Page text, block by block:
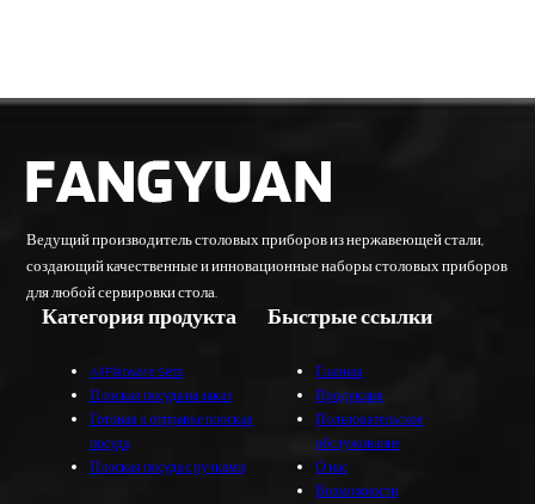
Ведущий производитель столовых приборов из нержавеющей стали,
создающий качественные и инновационные наборы столовых приборов
для любой сервировки стола.
Категория продукта
All Flatware Sets
Плоская посуда на заказ
Готовая к отправке плоская
посуда
Плоская посуда с ручками
Быстрые ссылки
Главная
Продукция
Пользовательское
обслуживание
О нас
Возможности